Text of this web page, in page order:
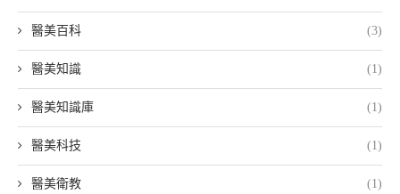
醫美百科 (3)
醫美知識 (1)
醫美知識庫 (1)
醫美科技 (1)
醫美衛教 (1)